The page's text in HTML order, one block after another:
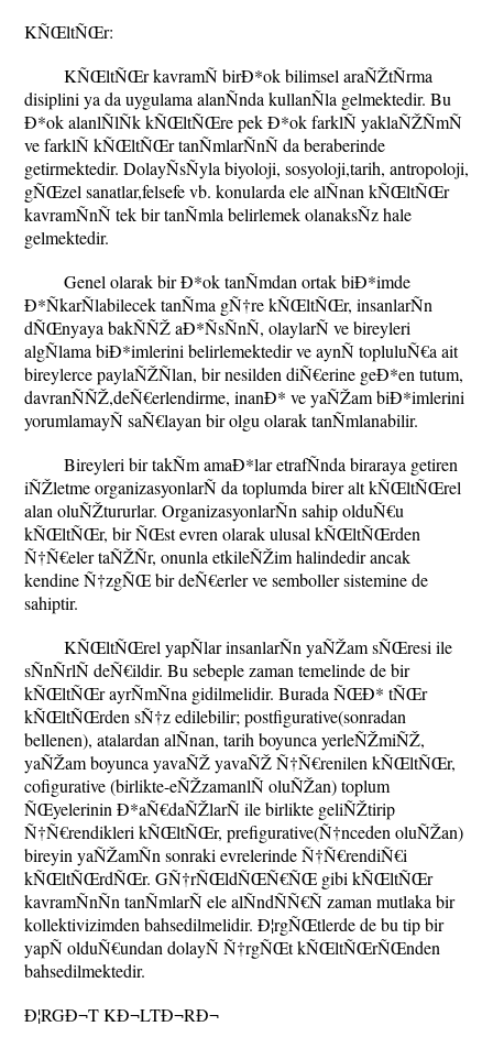
KÑŒltÑŒr:
KÑŒltÑŒr kavramÑ birÐ*ok bilimsel araÑŽtÑrma
disiplini ya da uygulama alanÑnda kullanÑla gelmektedir. Bu
Ð*ok alanlÑlÑk kÑŒltÑŒre pek Ð*ok farklÑ yaklaÑŽÑmÑ
ve farklÑ kÑŒltÑŒr tanÑmlarÑnÑ da beraberinde
getirmektedir. DolayÑsÑyla biyoloji, sosyoloji,tarih, antropoloji,
gÑŒzel sanatlar,felsefe vb. konularda ele alÑnan kÑŒltÑŒr
kavramÑnÑ tek bir tanÑmla belirlemek olanaksÑz hale
gelmektedir.
Genel olarak bir Ð*ok tanÑmdan ortak biÐ*imde
Ð*ÑkarÑlabilecek tanÑma gÑ†re kÑŒltÑŒr, insanlarÑn
dÑŒnyaya bakÑÑŽ aÐ*ÑsÑnÑ, olaylarÑ ve bireyleri
algÑlama biÐ*imlerini belirlemektedir ve aynÑ topluluÑ€a ait
bireylerce paylaÑŽÑlan, bir nesilden diÑ€erine geÐ*en tutum,
davranÑÑŽ,deÑ€erlendirme, inanÐ* ve yaÑŽam biÐ*imlerini
yorumlamayÑ saÑ€layan bir olgu olarak tanÑmlanabilir.
Bireyleri bir takÑm amaÐ*lar etrafÑnda biraraya getiren
iÑŽletme organizasyonlarÑ da toplumda birer alt kÑŒltÑŒrel
alan oluÑŽtururlar. OrganizasyonlarÑn sahip olduÑ€u
kÑŒltÑŒr, bir ÑŒst evren olarak ulusal kÑŒltÑŒrden
Ñ†Ñ€eler taÑŽÑr, onunla etkileÑŽim halindedir ancak
kendine Ñ†zgÑŒ bir deÑ€erler ve semboller sistemine de
sahiptir.
KÑŒltÑŒrel yapÑlar insanlarÑn yaÑŽam sÑŒresi ile
sÑnÑrlÑ deÑ€ildir. Bu sebeple zaman temelinde de bir
kÑŒltÑŒr ayrÑmÑna gidilmelidir. Burada ÑŒÐ* tÑŒr
kÑŒltÑŒrden sÑ†z edilebilir; postfigurative(sonradan
bellenen), atalardan alÑnan, tarih boyunca yerleÑŽmiÑŽ,
yaÑŽam boyunca yavaÑŽ yavaÑŽ Ñ†Ñ€renilen kÑŒltÑŒr,
cofigurative (birlikte-eÑŽzamanlÑ oluÑŽan) toplum
ÑŒyelerinin Ð*aÑ€daÑŽlarÑ ile birlikte geliÑŽtirip
Ñ†Ñ€rendikleri kÑŒltÑŒr, prefigurative(Ñ†nceden oluÑŽan)
bireyin yaÑŽamÑn sonraki evrelerinde Ñ†Ñ€rendiÑ€i
kÑŒltÑŒrdÑŒr. GÑ†rÑŒldÑŒÑ€ÑŒ gibi kÑŒltÑŒr
kavramÑnÑn tanÑmlarÑ ele alÑndÑÑ€Ñ zaman mutlaka bir
kollektivizimden bahsedilmelidir. Ð¦rgÑŒtlerde de bu tip bir
yapÑ olduÑ€undan dolayÑ Ñ†rgÑŒt kÑŒltÑŒrÑŒnden
bahsedilmektedir.
Ð¦RGÐ¬T KÐ¬LTÐ¬RÐ¬